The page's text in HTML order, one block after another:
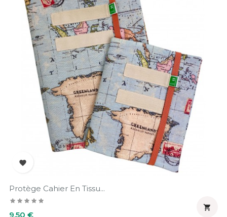

Protège Cahier En Tissu...
Prix
9,50 €
